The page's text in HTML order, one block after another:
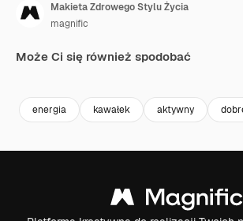
Makieta Zdrowego Stylu Życia
magnific
Może Ci się również spodobać
energia kawałek aktywny